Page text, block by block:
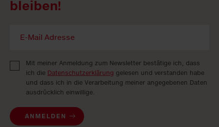
bleiben!
Mit meiner Anmeldung zum Newsletter bestätige ich, dass
ich die Datenschutzerklärung gelesen und verstanden habe
und dass ich in die Verarbeitung meiner angegebenen Daten
ausdrücklich einwillige.
ANMELDEN